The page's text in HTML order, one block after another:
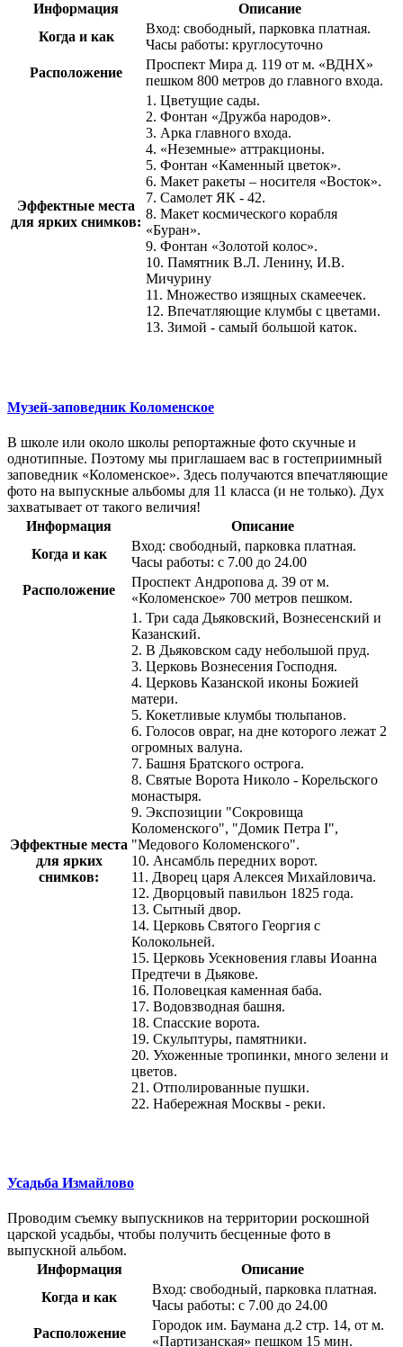
Информация
Описание
Когда и как
Вход: свободный, парковка платная.
Часы работы: круглосуточно
Расположение
Проспект Мира д. 119 от м. «ВДНХ»
пешком 800 метров до главного входа.
Эффектные места
для ярких снимков:
1. Цветущие сады.
2. Фонтан «Дружба народов».
3. Арка главного входа.
4. «Неземные» аттракционы.
5. Фонтан «Каменный цветок».
6. Макет ракеты – носителя «Восток».
7. Самолет ЯК - 42.
8. Макет космического корабля
«Буран».
9. Фонтан «Золотой колос».
10. Памятник В.Л. Ленину, И.В.
Мичурину
11. Множество изящных скамеечек.
12. Впечатляющие клумбы с цветами.
13. Зимой - самый большой каток.
Музей-заповедник Коломенское
В школе или около школы репортажные фото скучные и
однотипные. Поэтому мы приглашаем вас в гостеприимный
заповедник «Коломенское». Здесь получаются впечатляющие
фото на выпускные альбомы для 11 класса (и не только). Дух
захватывает от такого величия!
Информация
Описание
Когда и как
Вход: свободный, парковка платная.
Часы работы: с 7.00 до 24.00
Расположение
Проспект Андропова д. 39 от м.
«Коломенское» 700 метров пешком.
Эффектные места
для ярких
снимков:
1. Три сада Дьяковский, Вознесенский и
Казанский.
2. В Дьяковском саду небольшой пруд.
3. Церковь Вознесения Господня.
4. Церковь Казанской иконы Божией
матери.
5. Кокетливые клумбы тюльпанов.
6. Голосов овраг, на дне которого лежат 2
огромных валуна.
7. Башня Братского острога.
8. Святые Ворота Николо - Корельского
монастыря.
9. Экспозиции "Сокровища
Коломенского", "Домик Петра I",
"Медового Коломенского".
10. Ансамбль передних ворот.
11. Дворец царя Алексея Михайловича.
12. Дворцовый павильон 1825 года.
13. Сытный двор.
14. Церковь Святого Георгия с
Колокольней.
15. Церковь Усекновения главы Иоанна
Предтечи в Дьякове.
16. Половецкая каменная баба.
17. Водовзводная башня.
18. Спасские ворота.
19. Скульптуры, памятники.
20. Ухоженные тропинки, много зелени и
цветов.
21. Отполированные пушки.
22. Набережная Москвы - реки.
Усадьба Измайлово
Проводим съемку выпускников на территории роскошной
царской усадьбы, чтобы получить бесценные фото в
выпускной альбом.
Информация
Описание
Когда и как
Вход: свободный, парковка платная.
Часы работы: с 7.00 до 24.00
Расположение
Городок им. Баумана д.2 стр. 14, от м.
«Партизанская» пешком 15 мин.